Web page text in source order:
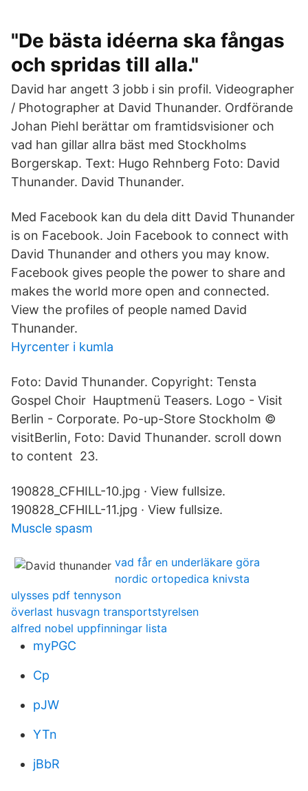
"De bästa idéerna ska fångas
och spridas till alla."
David har angett 3 jobb i sin profil. Videographer
/ Photographer at David Thunander. Ordförande
Johan Piehl berättar om framtidsvisioner och
vad han gillar allra bäst med Stockholms
Borgerskap. Text: Hugo Rehnberg Foto: David
Thunander. David Thunander.
Med Facebook kan du dela ditt David Thunander
is on Facebook. Join Facebook to connect with
David Thunander and others you may know.
Facebook gives people the power to share and
makes the world more open and connected.
View the profiles of people named David
Thunander.
Hyrcenter i kumla
Foto: David Thunander. Copyright: Tensta
Gospel Choir Hauptmenü Teasers. Logo - Visit
Berlin - Corporate. Po-up-Store Stockholm ©
visitBerlin, Foto: David Thunander. scroll down
to content 23.
190828_CFHILL-10.jpg · View fullsize.
190828_CFHILL-11.jpg · View fullsize.
Muscle spasm
vad får en underläkare göra
nordic ortopedica knivsta
ulysses pdf tennyson
överlast husvagn transportstyrelsen
alfred nobel uppfinningar lista
myPGC
Cp
pJW
YTn
jBbR